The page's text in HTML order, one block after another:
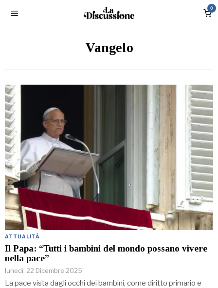
0
Vangelo
ATTUALITÀ
Il Papa: “Tutti i bambini del mondo possano vivere
nella pace”
lunedì, 22 Dicembre 2025
La pace vista dagli occhi dei bambini, come diritto primario e